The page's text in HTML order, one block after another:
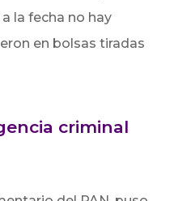
la fecha no hay
en bolsas tiradas
criminal